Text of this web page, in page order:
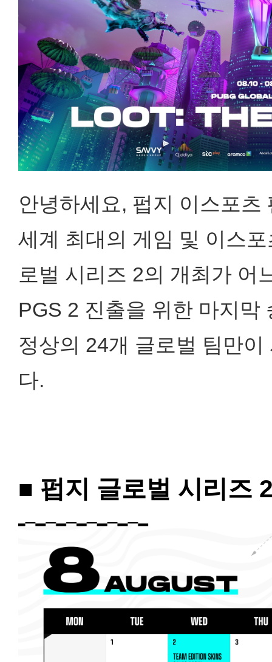
안녕하세요, 펍지 이스포츠
세계 최대의 게임 및 이스
로벌 시리즈 2의 개최가 어
PGS 2 진출을 위한 마지막
정상의 24개 글로벌 팀만
다.
■ 펍지 글로벌 시리즈